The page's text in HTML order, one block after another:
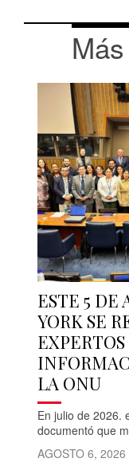
ESTE 5 DE
YORK SE
LA ONU
En julio de 2026.
documentó que
AGOSTO 6, 2026